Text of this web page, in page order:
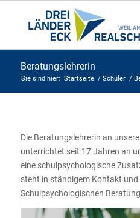
Beratungslehrerin
Sie sind hier: Startseite / Schüler /
Die Beratungslehrerin an
unterrichtet seit 17 Jahren an
eine schulpsychologische
steht in ständigem Kontakt
Schulpsychologischen